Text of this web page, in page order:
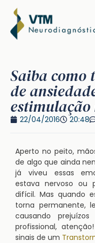
Saiba
de
22/04/2016 20:48
Aperto no peito,
de algo que ainda
já viveu essas
estava nervoso ou
difícil. Mas quando
torna permanente,
causando
profissional,
sinais de um